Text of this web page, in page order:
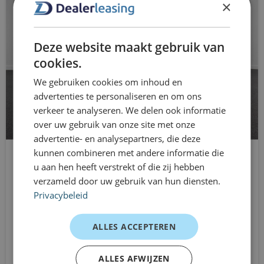
maakt hem ideaal bij veranderende mobiliteitsbehoeften,
flexibiliteit belangrijk vindt.
Ervaringen van rijders
Gezin – dagelijks gebruik
“Prettig comfort en genoeg ruimte voor alles wat we
meenemen.”
Forens – woon-werkverkeer
“Rijdt stabiel en ontspannen, elke dag weer.”
ZZP’er – flexibel rijden
verplichtingen.”
Dealerleasing is onderdeel van Eurocars Mobility
dimlichten automatisch en regensensor
elektrische ramen voor en achter
elektronische remkrachtverdeling
Elektronisch Stabiliteits Programma
hill hold functie
hoofd airbag(s) achter
hoofd airbag(s) voor
hoofdsteunen actief
LED achterlichten
LED dagrijverlichting
Kia ProCeed
Stationwagon
/mnd excl. btw
×
Deze website maakt gebruik van
cookies.
We gebruiken cookies om inhoud en
advertenties te personaliseren en om ons
verkeer te analyseren. We delen ook informatie
over uw gebruik van onze site met onze
advertentie- en analysepartners, die deze
kunnen combineren met andere informatie die
u aan hen heeft verstrekt of die zij hebben
verzameld door uw gebruik van hun diensten.
Privacybeleid
ALLES ACCEPTEREN
ALLES AFWIJZEN